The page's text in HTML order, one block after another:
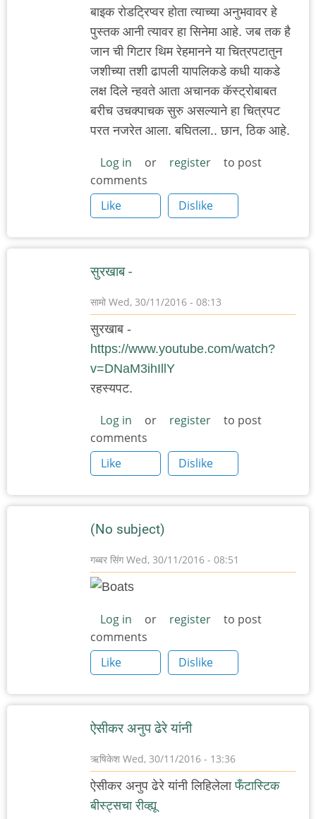
बाइक रोडट्रिप्वर होता त्याच्या अनुभवावर हे
पुस्तक आनी त्यावर हा सिनेमा आहे. जब तक है
जान ची गिटार थिम रेहमानने या चित्रपटातुन
जशीच्या तशी ढापली यापलिकडे कधी याकडे
लक्ष दिले न्हवते आता अचानक कॅस्ट्रोबाबत
बरीच उचक्पाचक सुरु असल्याने हा चित्रपट
परत नजरेत आला. बघितला.. छान, ठिक आहे.
Log in or register
to post
comments
Like
Dislike
सुरखाब -
सामो Wed, 30/11/2016 - 08:13
सुरखाब -
https://www.youtube.com/watch?
v=DNaM3ihIllY
रहस्यपट.
Log in or register
to post
comments
Like
Dislike
(No subject)
गब्बर सिंगWed, 30/11/2016 - 08:51
Log in or register
to post
comments
Like
Dislike
ऐसीकर अनुप ढेरे यांनी
ऋषिकेश Wed, 30/11/2016 - 13:36
ऐसीकर अनुप ढेरे यांनी लिहिलेलाफँटास्टिक
बीस्ट्सचा रीव्ह्यू